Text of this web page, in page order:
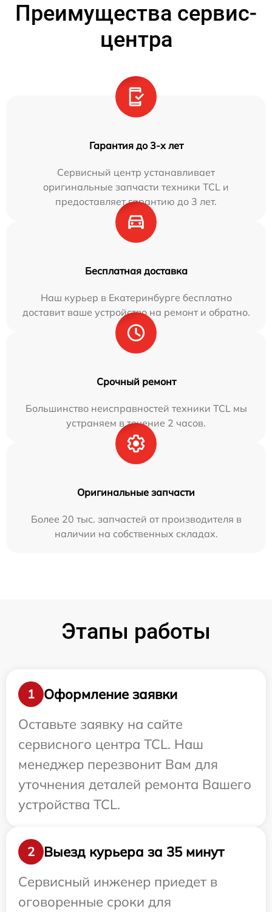
Преимущества сервис-
центра
Гарантия до 3-х лет
Сервисный центр устанавливает
оригинальные запчасти техники TCL и
предоставляет гарантию до 3 лет.
Бесплатная доставка
Наш курьер в Екатеринбурге бесплатно
доставит ваше устройство на ремонт и обратно.
Срочный ремонт
Большинство неисправностей техники TCL мы
устраняем в течение 2 часов.
Оригинальные запчасти
Более 20 тыс. запчастей от производителя в
наличии на собственных складах.
Этапы работы
1
Оформление заявки
Оставьте заявку на сайте
сервисного центра TCL. Наш
менеджер перезвонит Вам для
уточнения деталей ремонта Вашего
устройства TCL.
2
Выезд курьера за 35 минут
Сервисный инженер приедет в
оговоренные сроки для